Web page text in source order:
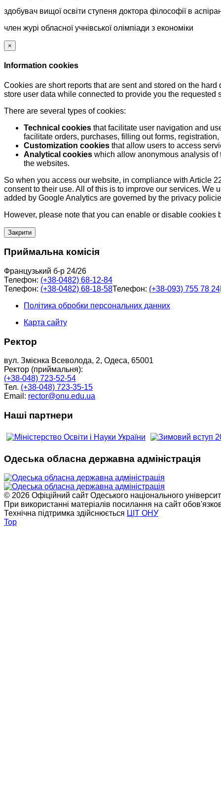
здобувач вищої освіти ступеня доктора філософії в
член журі обласної учнівської олімпіади з економіки
×
Information cookies
Cookies are short reports that are sent and stored on the
store user data while connected to provide you the
There are several types of cookies:
Technical cookies that facilitate user navigation and
facilitate orders, purchases, filling out forms,
Customization cookies that allow users to access
Analytical cookies which allow anonymous analysis
the websites.
So when you access our website, in compliance with Article
consent to their use. All of this is to improve our services.
added by Google Analytics are governed by the privacy
However, please note that you can enable or disable cookies
Закрити
Приймальна комісія
Французький б-р 24/26
Телефон: (+38-0482) 68-12-84
Телефон: (+38-0482) 68-18-58Телефон: (+38-093) 755 78 24
Політика обробки персональних данних
Карта сайту
Ректор
вул. Змієнка Всеволода, 2, Одеса, 65001
Ректор (приймальня):
(+38-048) 723-52-54
Тел. (+38-048) 723-35-15
Email: rector@onu.edu.ua
Наші партнери
Одеська обласна державна адміністрація
© 2026 Офіційний сайт Одеського національного
При використанні матеріалів посилання на сайт
Технічна підтримка здійснюється ЦІТ ОНУ
Top